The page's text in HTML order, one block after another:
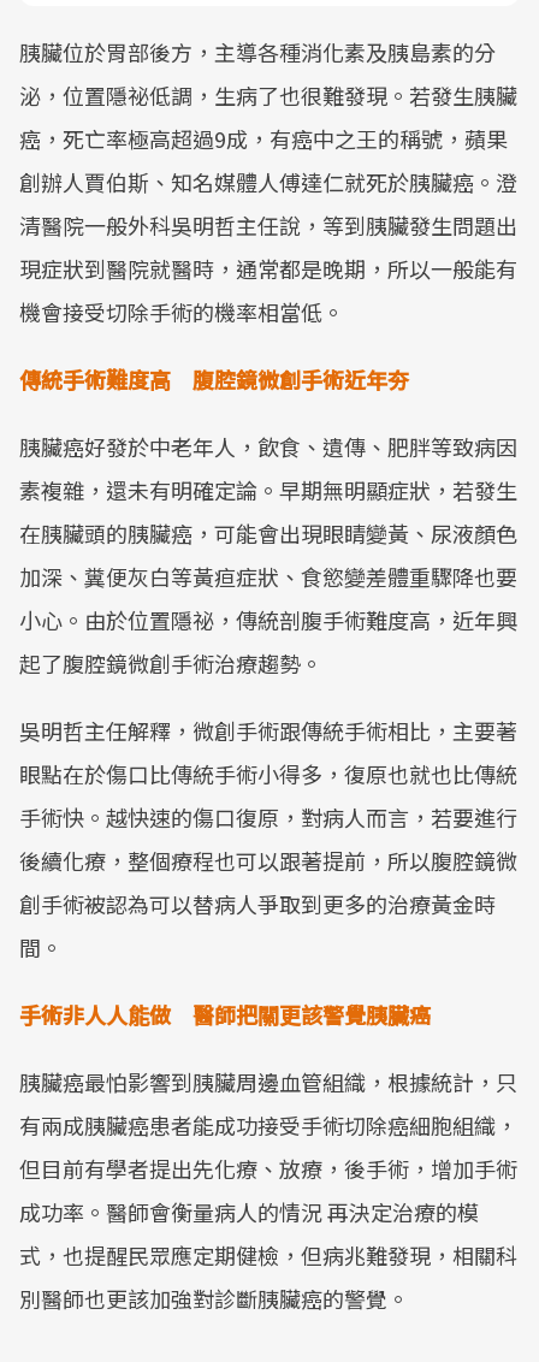
胰臟位於胃部後方，主導各種消化素及胰島素的分
泌，位置隱祕低調，生病了也很難發現。若發生胰臟
癌，死亡率極高超過9成，有癌中之王的稱號，蘋果
創辦人賈伯斯、知名媒體人傅達仁就死於胰臟癌。澄
清醫院一般外科吳明哲主任說，等到胰臟發生問題出
現症狀到醫院就醫時，通常都是晚期，所以一般能有
機會接受切除手術的機率相當低。
傳統手術難度高 腹腔鏡微創手術近年夯
胰臟癌好發於中老年人，飲食、遺傳、肥胖等致病因
素複雜，還未有明確定論。早期無明顯症狀，若發生
在胰臟頭的胰臟癌，可能會出現眼睛變黃、尿液顏色
加深、糞便灰白等黃疸症狀、食慾變差體重驟降也要
小心。由於位置隱祕，傳統剖腹手術難度高，近年興
起了腹腔鏡微創手術治療趨勢。
吳明哲主任解釋，微創手術跟傳統手術相比，主要著
眼點在於傷口比傳統手術小得多，復原也就也比傳統
手術快。越快速的傷口復原，對病人而言，若要進行
後續化療，整個療程也可以跟著提前，所以腹腔鏡微
創手術被認為可以替病人爭取到更多的治療黃金時
間。
手術非人人能做 醫師把關更該警覺胰臟癌
胰臟癌最怕影響到胰臟周邊血管組織，根據統計，只
有兩成胰臟癌患者能成功接受手術切除癌細胞組織，
但目前有學者提出先化療、放療，後手術，增加手術
成功率。醫師會衡量病人的情況 再決定治療的模
式，也提醒民眾應定期健檢，但病兆難發現，相關科
別醫師也更該加強對診斷胰臟癌的警覺。